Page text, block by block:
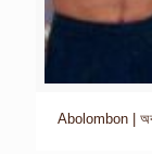
Abolombon |